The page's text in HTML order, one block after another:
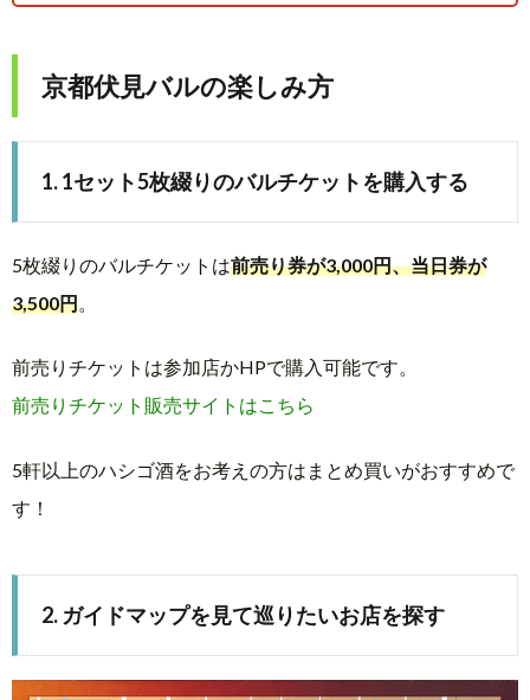
京都伏見バルの楽しみ方
1. 1セット5枚綴りのバルチケットを購入する
5枚綴りのバルチケットは前売り券が3,000円、当日券が
3,500円。
前売りチケットは参加店かHPで購入可能です。
前売りチケット販売サイトはこちら
5軒以上のハシゴ酒をお考えの方はまとめ買いがおすすめで
す！
2. ガイドマップを見て巡りたいお店を探す